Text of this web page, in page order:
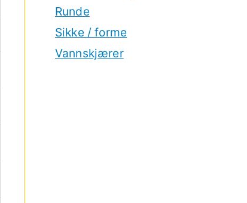
Runde
Sikke / forme
Vannskjærer